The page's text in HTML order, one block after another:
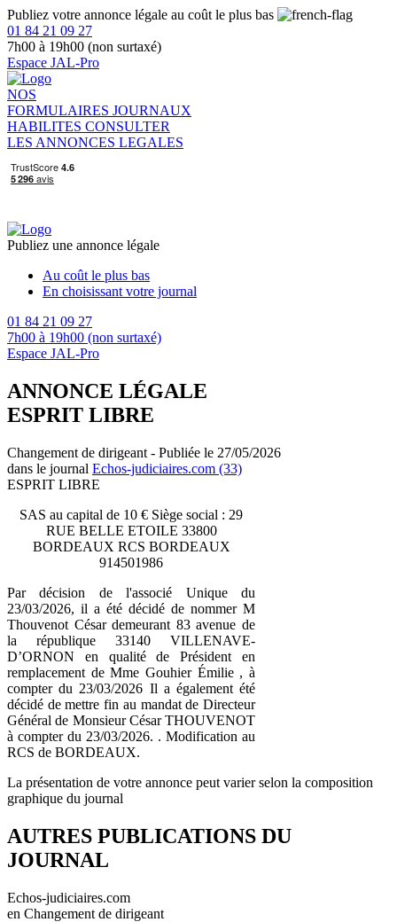
Publiez votre annonce légale au coût le plus bas
01 84 21 09 27
7h00 à 19h00 (non surtaxé)
Espace JAL-Pro
NOS
FORMULAIRES JOURNAUX
HABILITES CONSULTER
LES ANNONCES LEGALES
Publiez une annonce légale
Au coût le plus bas
En choisissant votre journal
01 84 21 09 27
7h00 à 19h00 (non surtaxé)
Espace JAL-Pro
ANNONCE LÉGALE
ESPRIT LIBRE
Changement de dirigeant - Publiée le 27/05/2026
dans le journal Echos-judiciaires.com (33)
ESPRIT LIBRE
SAS au capital de 10 € Siège social : 29
RUE BELLE ETOILE 33800
BORDEAUX RCS BORDEAUX
914501986
Par décision de l'associé Unique du
23/03/2026, il a été décidé de nommer M
Thouvenot César demeurant 83 avenue de
la république 33140 VILLENAVE-
D’ORNON en qualité de Président en
remplacement de Mme Gouhier Émilie , à
compter du 23/03/2026 Il a également été
décidé de mettre fin au mandat de Directeur
Général de Monsieur César THOUVENOT
à compter du 23/03/2026. . Modification au
RCS de BORDEAUX.
La présentation de votre annonce peut varier selon la composition
graphique du journal
AUTRES PUBLICATIONS DU
JOURNAL
Echos-judiciaires.com
en Changement de dirigeant